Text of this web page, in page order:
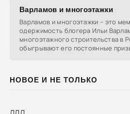
НОВОЕ И НЕ ТОЛЬКО
ДДД
Варламов и многоэтажки
Варламов и многоэтажки – это
одержимость блогера Ильи
многоэтажного строительства в
обыгрывают его постоянные